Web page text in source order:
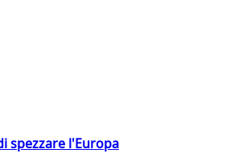
spezzare l'Europa